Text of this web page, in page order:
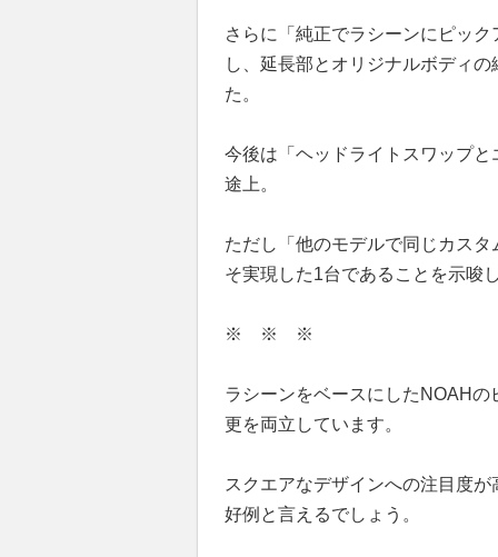
さらに「純正でラシーンにピッ
し、延長部とオリジナルボディ
た。
今後は「ヘッドライトスワップ
途上。
ただし「他のモデルで同じカス
そ実現した1台であることを示唆
※ ※ ※
ラシーンをベースにしたNOAH
更を両立しています。
スクエアなデザインへの注目度
好例と言えるでしょう。